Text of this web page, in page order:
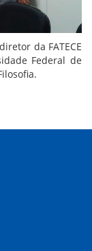
da FATECE
Federal de